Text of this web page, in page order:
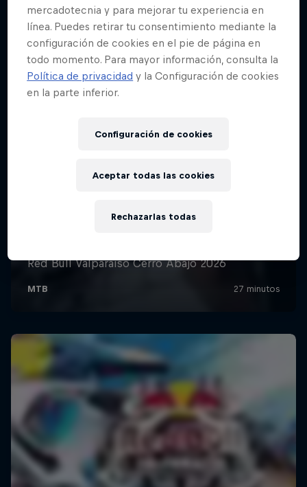
mercadotecnia y para mejorar tu experiencia en
línea. Puedes retirar tu consentimiento mediante la
configuración de cookies en el pie de página en
todo momento. Para mayor información, consulta la
Política de privacidad y la Configuración de cookies
en la parte inferior.
Configuración de cookies
Rechazarlas todas
Aceptar todas las cookies